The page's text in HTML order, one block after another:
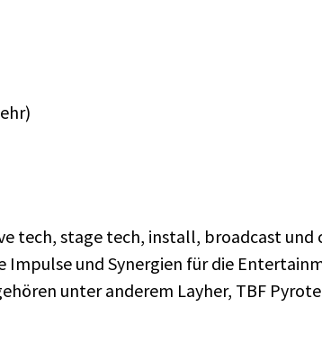
tech, stage tech, install, broadcast
und Synergien für die
unter anderem Layher, TBF